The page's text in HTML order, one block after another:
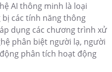
AI thông minh là loại
các tính năng thông
dụng các chương trình xử
phân biệt người lạ, người
phân tích hoạt động